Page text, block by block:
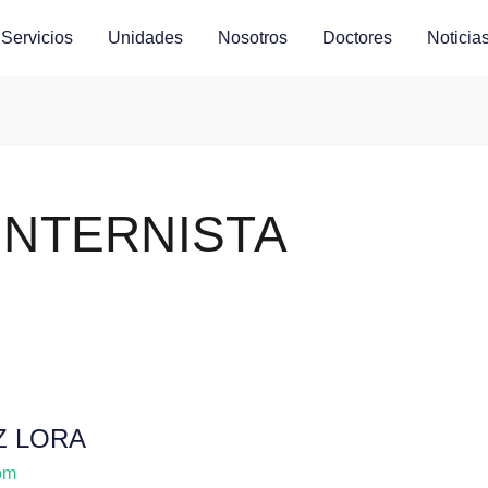
Servicios Unidades Nosotros Doctores
LORA